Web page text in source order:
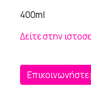
400ml
Δείτε στην
Επικοινωνήστε